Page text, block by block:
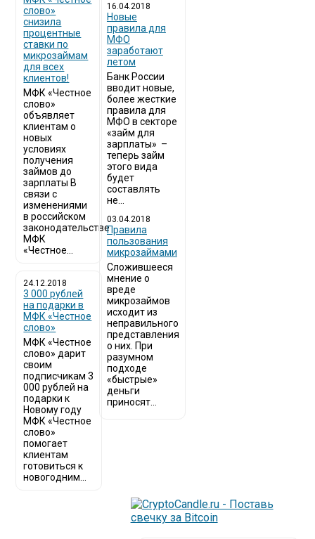
слово»
снизила
процентные
ставки по
микрозаймам
для всех
клиентов!
МФК «Честное
слово»
объявляет
клиентам о
новых
условиях
получения
займов до
зарплаты В
связи с
изменениями
в российском
законодательстве
МФК
«Честное...
24.12.2018
3 000 рублей
на подарки в
МФК «Честное
слово»
МФК «Честное
слово» дарит
своим
подписчикам 3
000 рублей на
подарки к
Новому году
МФК «Честное
слово»
помогает
клиентам
готовиться к
новогодним...
16.04.2018
Новые
правила для
МФО
заработают
летом
Банк России
вводит новые,
более жесткие
правила для
МФО в секторе
«займ для
зарплаты» –
теперь займ
этого вида
будет
составлять
не...
03.04.2018
​Правила
пользования
микрозаймами
Сложившееся
мнение о
вреде
микрозаймов
исходит из
неправильного
представления
о них. При
разумном
подходе
«быстрые»
деньги
приносят...